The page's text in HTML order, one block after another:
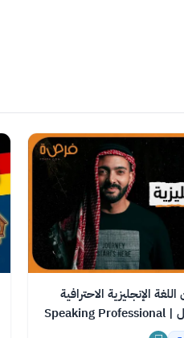
الإنجليزية الاحترافية
لدخول سوق العمل | Speaking Professional